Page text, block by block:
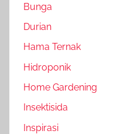
Bunga
Durian
Hama Ternak
Hidroponik
Home Gardening
Insektisida
Inspirasi